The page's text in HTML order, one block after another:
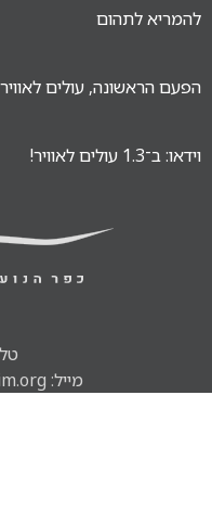
להמריא לתהום
הפעם הראשונה, עולים לאוויר
וידאו: ב־1.3 עולים לאוויר!
מייל: harshama@Neurim.org